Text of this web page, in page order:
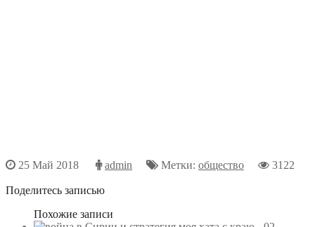
25 Май 2018 admin Метки: общество 3122
Поделитесь записью
Похожие записи